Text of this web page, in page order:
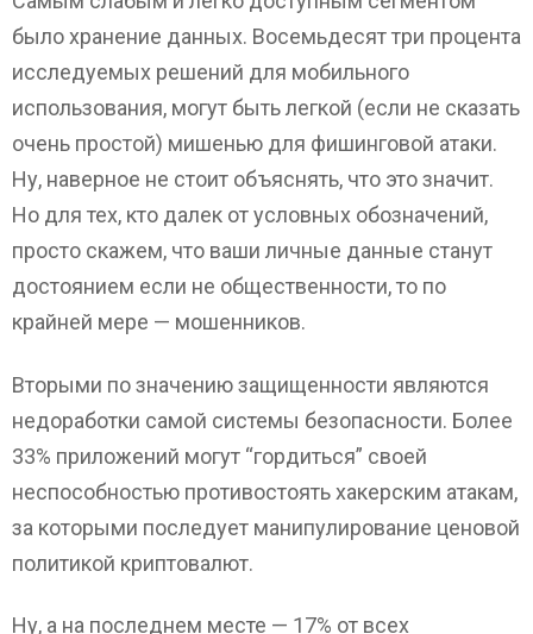
было хранение данных. Восемьдесят три процента
исследуемых решений для мобильного
использования, могут быть легкой (если не сказать
очень простой) мишенью для фишинговой атаки.
Ну, наверное не стоит объяснять, что это значит.
Но для тех, кто далек от условных обозначений,
просто скажем, что ваши личные данные станут
достоянием если не общественности, то по
крайней мере — мошенников.
Вторыми по значению защищенности являются
недоработки самой системы безопасности. Более
33% приложений могут “гордиться” своей
неспособностью противостоять хакерским атакам,
за которыми последует манипулирование ценовой
политикой криптовалют.
Ну, а на последнем месте — 17% от всех